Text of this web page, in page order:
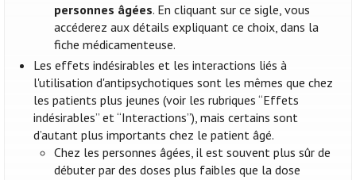
personnes âgées. En cliquant sur ce sigle, vous
accéderez aux détails expliquant ce choix, dans la
fiche médicamenteuse.
Les effets indésirables et les interactions liés à
l'utilisation d'antipsychotiques sont les mêmes que chez
les patients plus jeunes (voir les rubriques “Effets
indésirables” et “Interactions”), mais certains sont
d’autant plus importants chez le patient âgé.
Chez les personnes âgées, il est souvent plus sûr de
débuter par des doses plus faibles que la dose